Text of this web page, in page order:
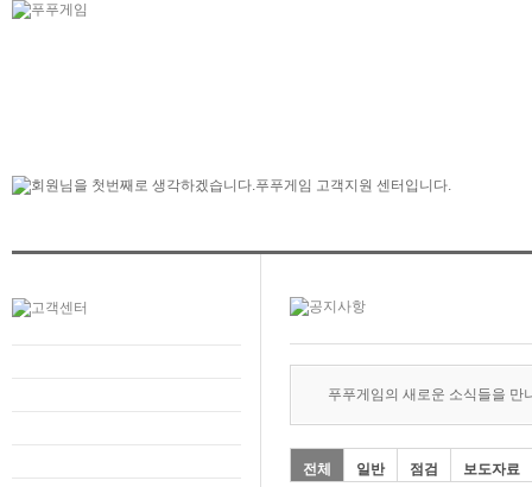
푸푸게임의 새로운 소식들을 만
전체 일반 점검 보도자료